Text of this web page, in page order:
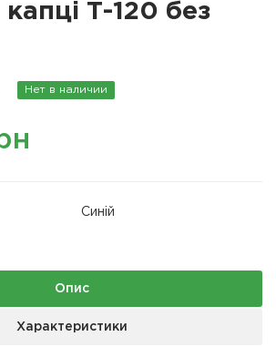
Т-120 без
Нет в наличии
Синій
Опис
Характеристики